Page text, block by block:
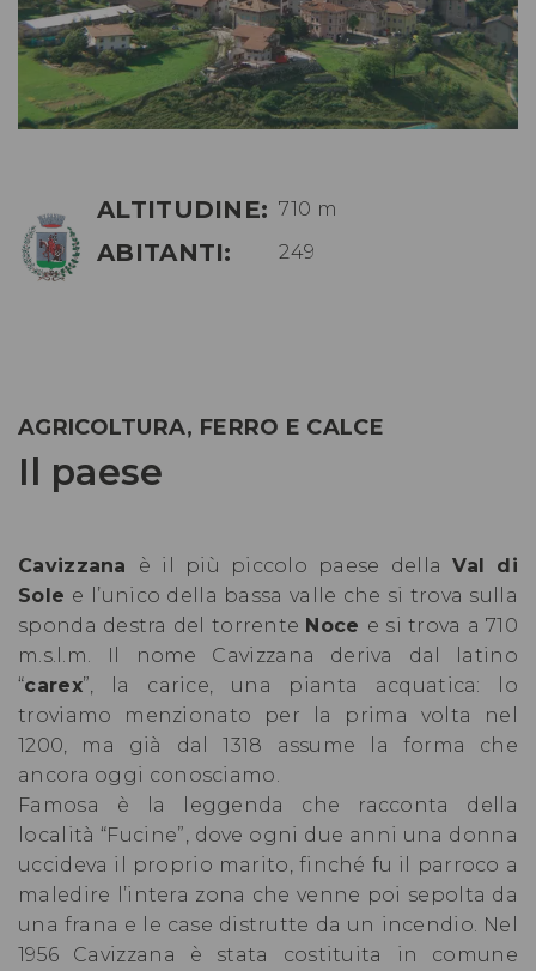
ALTITUDINE: 710 m
ABITANTI: 249
AGRICOLTURA, FERRO E CALCE
Il paese
Cavizzana è il più piccolo paese dellaVal di
Sole e l’unico della bassa valle che si trova sulla
sponda destra del torrente Noce e si trova a 710
m.s.l.m.
Il nome Cavizzana deriva dal latino
“carex”, la carice, una pianta acquatica: lo
troviamo menzionato per la prima volta nel
1200, ma già dal 1318 assume la forma che
ancora oggi conosciamo.
Famosa è la leggenda che racconta della
località “Fucine”, dove ogni due anni una donna
uccideva il proprio marito, finché fu il parroco a
maledire l’intera zona che venne poi sepolta da
una frana e le case distrutte da un incendio. Nel
1956 Cavizzana è stata costituita in comune